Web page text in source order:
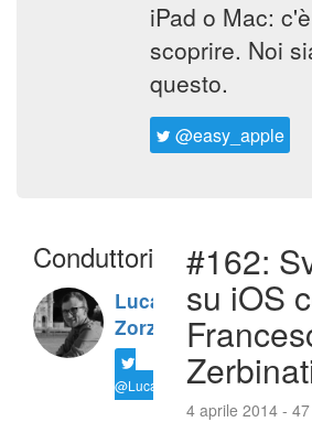
iPad o Mac:
scoprire. Noi
questo.
@easy_apple
Conduttori
Luca
Zorzi
@LucaTNT
#162:
su iOS
4 aprile 2014 -